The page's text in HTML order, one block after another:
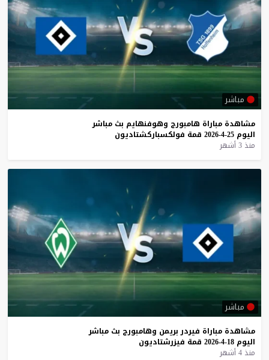
مباشر
مشاهدة مباراة هامبورج وهوفنهايم بث مباشر
اليوم 25-4-2026 قمة فولكسباركشتاديون
منذ 3 أشهر
مباشر
مشاهدة مباراة فيردر بريمن وهامبورج بث مباشر
اليوم 18-4-2026 قمة فيزرشتاديون
منذ 4 أشهر